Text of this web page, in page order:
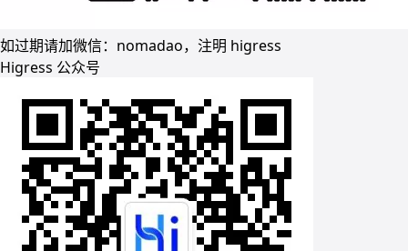
如过期请加微信：nomadao，注明 higress
Higress 公众号